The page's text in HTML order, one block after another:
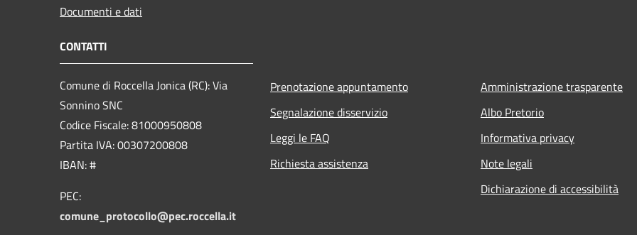
Documenti e dati
CONTATTI
Comune di Roccella Jonica (RC): Via
Sonnino SNC
Codice Fiscale: 81000950808
Partita IVA: 00307200808
IBAN: #
PEC:
comune_protocollo@pec.roccella.it
Prenotazione appuntamento
Segnalazione disservizio
Leggi le FAQ
Richiesta assistenza
Amministrazione trasparente
Albo Pretorio
Informativa privacy
Note legali
Dichiarazione di accessibilità